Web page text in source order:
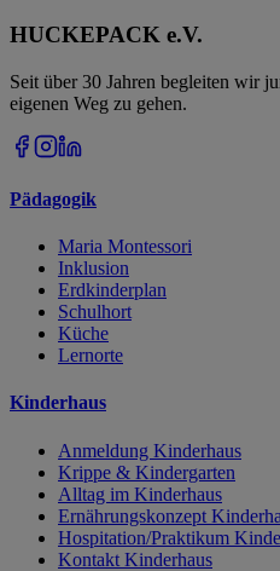
HUCKEPACK e.V.
Seit über 30 Jahren begleiten wir
eigenen Weg zu gehen.
Pädagogik
Maria Montessori
Inklusion
Erdkinderplan
Schulhort
Küche
Lernorte
Kinderhaus
Anmeldung Kinderhaus
Krippe & Kindergarten
Alltag im Kinderhaus
Ernährungskonzept
Hospitation/Praktikum
Kontakt Kinderhaus